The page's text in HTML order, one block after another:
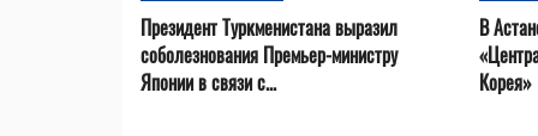
Президент Туркменистана выразил
соболезнования Премьер-министру
Японии в связи с...
В
Корея»